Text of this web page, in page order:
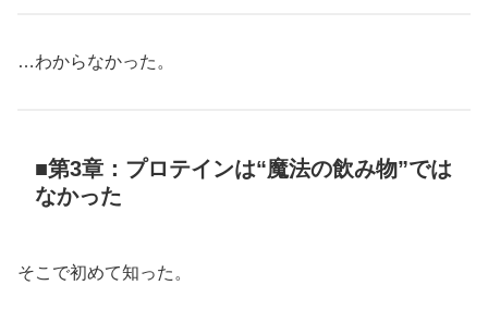
…わからなかった。
■第3章：プロテインは“魔法の飲み物”では
なかった
そこで初めて知った。